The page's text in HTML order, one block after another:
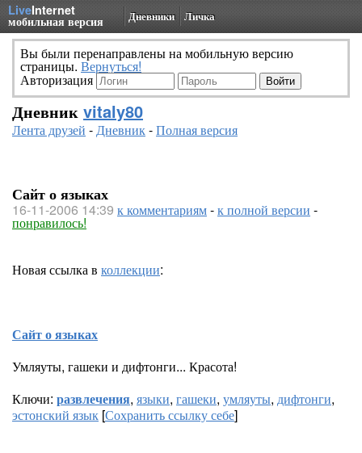
LiveInternet
мобильная версия Дневники Личка
Вы были перенаправлены на мобильную версию
страницы. Вернуться!
Авторизация
Дневник vitaly80
Лента друзей -Дневник-Полная версия
Сайт о языках
16-11-2006 14:39 к комментариям-к полной версии -
понравилось!
Новая ссылка в коллекции:
Сайт о языках
Умляуты, гашеки и дифтонги... Красота!
Ключи: развлечения, языки, гашеки, умляуты, дифтонги,
эстонский язык [Сохранить ссылку себе]